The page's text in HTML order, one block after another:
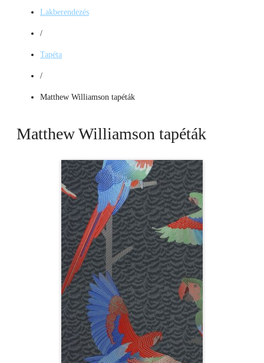
Lakberendezés
/
Tapéta
/
Matthew Williamson tapéták
Matthew Williamson tapéták